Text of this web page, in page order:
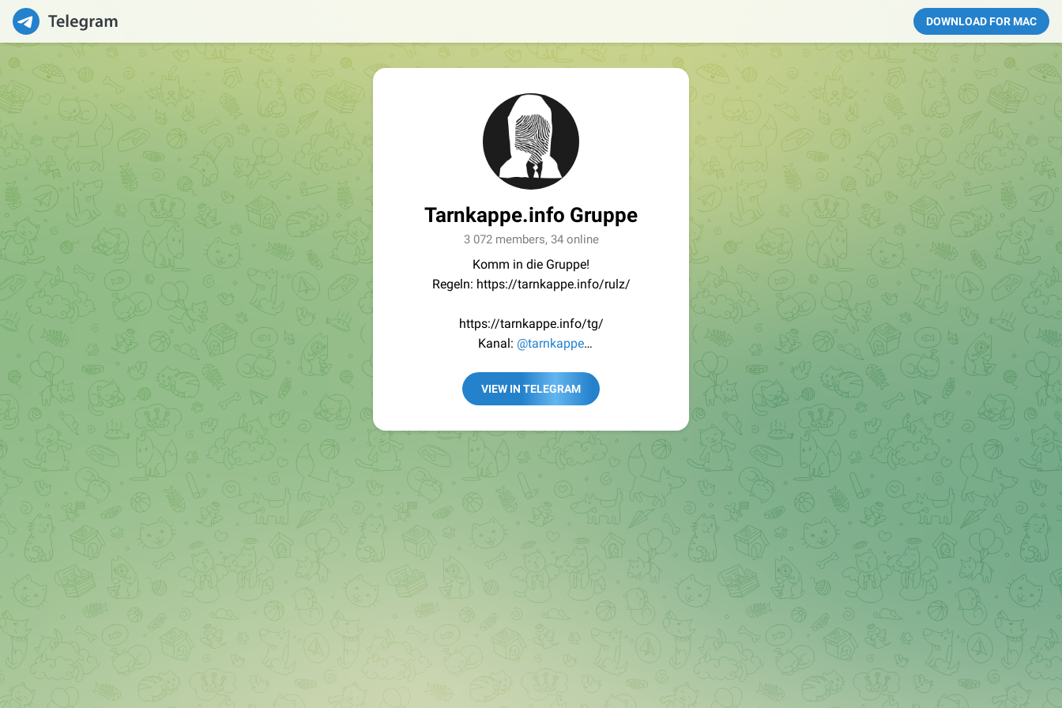
DOWNLOAD FOR MAC
Tarnkappe.info Gruppe
3 072 members, 34 online
Komm in die Gruppe!
Regeln: https://tarnkappe.info/rulz/
https://tarnkappe.info/tg/
Kanal: @tarnkappe
Best of:@bestoftarnkappe
VIEW IN TELEGRAM